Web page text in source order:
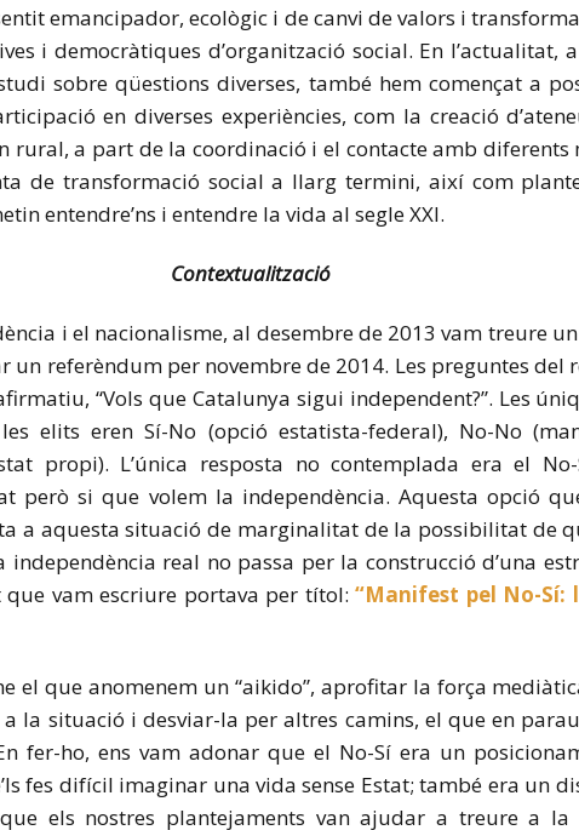
emancipador, ecològic i de canvi de valors i
i democràtiques d’organització social. En l’actualitat,
sobre qüestions diverses, també hem començat a
en diverses experiències, com la creació
rural, a part de la coordinació i el contacte amb
de transformació social a llarg termini, així com
entendre’ns i entendre la vida al segle XXI.
Contextualització
i el nacionalisme, al desembre de 2013 vam treure
un referèndum per novembre de 2014. Les preguntes del
“Vols que Catalunya sigui independent?”. Les
elits eren Sí-No (opció estatista-federal), No-No
propi). L’única resposta no contemplada era el
però si que volem la independència. Aquesta opció
a aquesta situació de marginalitat de la possibilitat de
independència real no passa per la construcció d’una
que vam escriure portava per títol: “Manifest pel No-Sí:
el que anomenem un “aikido”, aprofitar la força
la situació i desviar-la per altres camins, el que en
fer-ho, ens vam adonar que el No-Sí era un
fes difícil imaginar una vida sense Estat; també era un
els nostres plantejaments van ajudar a treure a